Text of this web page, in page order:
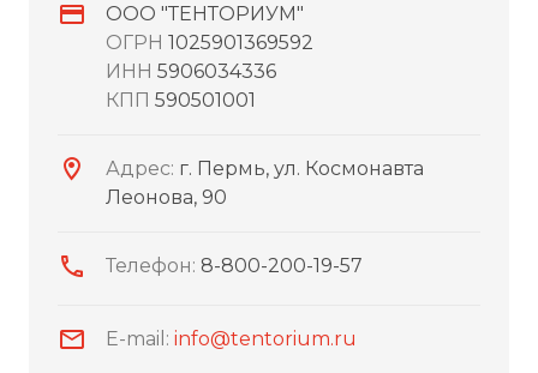
ООО "ТЕНТОРИУМ"
ОГРН 1025901369592
ИНН 5906034336
КПП 590501001
Адрес: г. Пермь, ул. Космонавта
Леонова, 90
Телефон: 8-800-200-19-57
E-mail: info@tentorium.ru